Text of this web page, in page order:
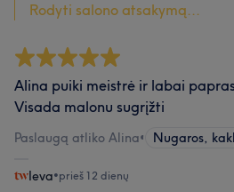
Rodyti salono atsakymą...
Alina puiki meistrė ir labai
Visada malonu sugrįžti
Paslaugą atliko Alina• Nugaros,
Ieva•prieš 12 dienų